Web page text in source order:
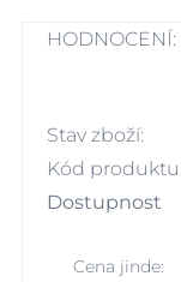
HODNOCENÍ:
Stav zboží:
Kód produktu
Dostupnost
Cena jinde: